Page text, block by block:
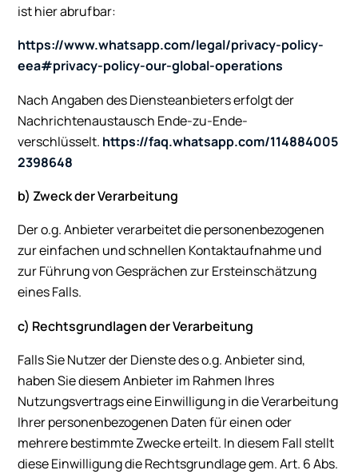
ist hier abrufbar:
https://www.whatsapp.com/legal/privacy-policy-
eea#privacy-policy-our-global-operations
Nach Angaben des Diensteanbieters erfolgt der
Nachrichtenaustausch Ende-zu-Ende-
verschlüsselt. https://faq.whatsapp.com/114884005
2398648
b) Zweck der Verarbeitung
Der o.g. Anbieter verarbeitet die personenbezogenen
zur einfachen und schnellen Kontaktaufnahme und
zur Führung von Gesprächen zur Ersteinschätzung
eines Falls.
c) Rechtsgrundlagen der Verarbeitung
Falls Sie Nutzer der Dienste des o.g. Anbieter sind,
haben Sie diesem Anbieter im Rahmen Ihres
Nutzungsvertrags eine Einwilligung in die Verarbeitung
Ihrer personenbezogenen Daten für einen oder
mehrere bestimmte Zwecke erteilt. In diesem Fall stellt
diese Einwilligung die Rechtsgrundlage gem. Art. 6 Abs.